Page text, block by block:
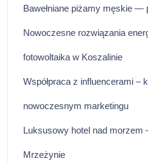
Bawełniane piżamy męskie —
Nowoczesne rozwiązania
fotowoltaika w Koszalinie
Współpraca z influencerami –
nowoczesnym marketingu
Luksusowy hotel nad morzem
Mrzeżynie